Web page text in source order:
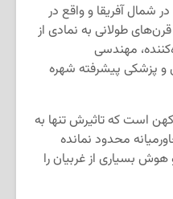
شمال آفریقا و واقع در
های طولانی به نمادی از
کننده، مهندسی
پزشکی پیشرفته شهره
است که تاثیرش تنها به
محدود نمانده
بسیاری از غربیان را